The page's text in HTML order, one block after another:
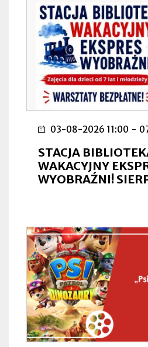
03-08-2026 11:00 -
STACJA
WAKACYJNY
WYOBRAŹNI!